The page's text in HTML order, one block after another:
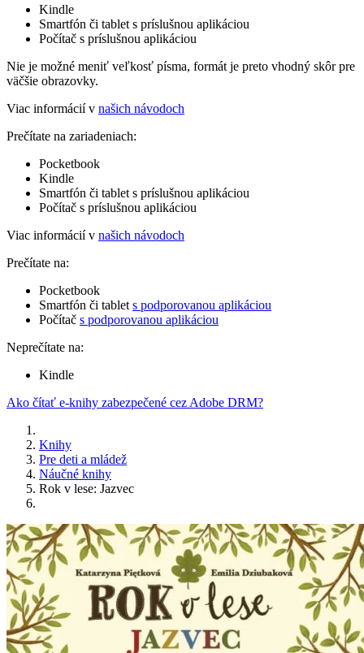
Kindle
Smartfón či tablet s príslušnou aplikáciou
Počítač s príslušnou aplikáciou
Nie je možné meniť veľkosť písma, formát je preto vhodný skôr pre
väčšie obrazovky.
Viac informácií v našich návodoch
Prečítate na zariadeniach:
Pocketbook
Kindle
Smartfón či tablet s príslušnou aplikáciou
Počítač s príslušnou aplikáciou
Viac informácií v našich návodoch
Prečítate na:
Pocketbook
Smartfón či tablet s podporovanou aplikáciou
Počítač s podporovanou aplikáciou
Neprečítate na:
Kindle
Ako čítať e-knihy zabezpečené cez Adobe DRM?
Knihy
Pre deti a mládež
Náučné knihy
Rok v lese: Jazvec